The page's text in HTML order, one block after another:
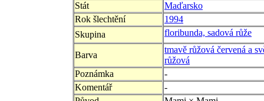
Stát
Maďarsko
Rok šlechtění
1994
Skupina
floribunda, sadová růže
Barva
tmavě růžová červená a
růžová
Poznámka
-
Komentář
-